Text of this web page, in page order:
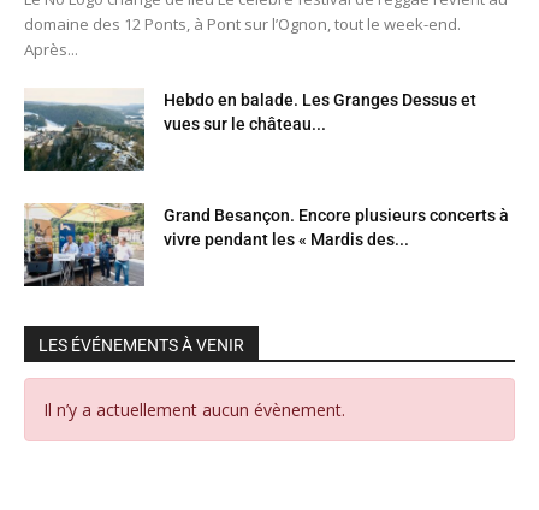
domaine des 12 Ponts, à Pont sur l’Ognon, tout le week-end.
Après...
Hebdo en balade. Les Granges Dessus et
vues sur le château...
Grand Besançon. Encore plusieurs concerts à
vivre pendant les « Mardis des...
LES ÉVÉNEMENTS À VENIR
Il n’y a actuellement aucun évènement.